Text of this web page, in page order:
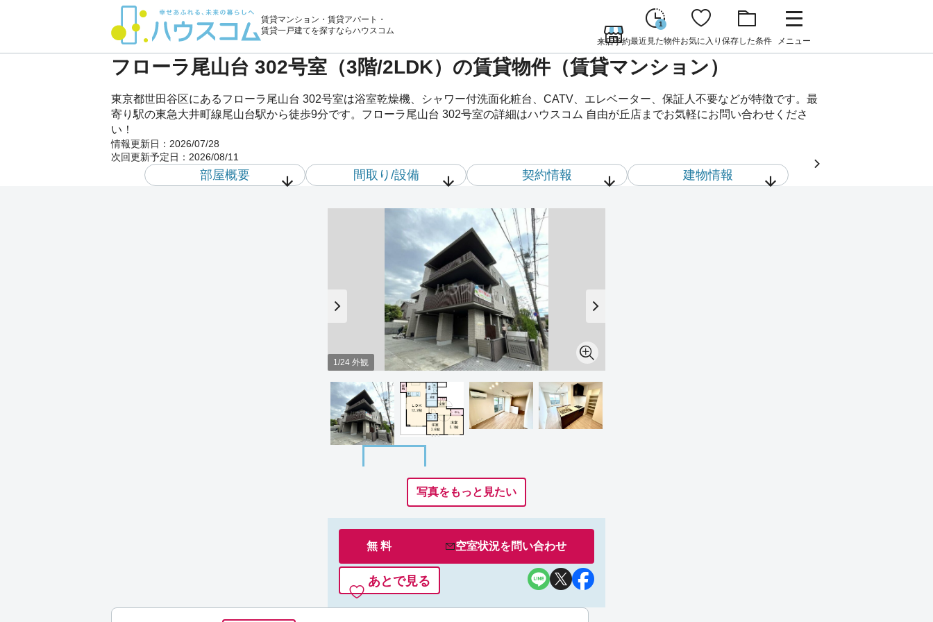
賃貸マンション・賃貸アパート・
賃貸一戸建てを探すならハウスコム
来店予約
1
最近見た物件お気に入り 保存した条件 メニュー
フローラ尾山台 302号室（3階/2LDK）の賃貸物件（賃貸マンション）
東京都世田谷区にあるフローラ尾山台 302号室は浴室乾燥機、シャワー付洗面化粧台、CATV、エレベーター、保証人不要などが特徴です。最
寄り駅の東急大井町線尾山台駅から徒歩9分です。フローラ尾山台 302号室の詳細はハウスコム 自由が丘店までお気軽にお問い合わせくださ
い！
情報更新日： 2026/07/28
次回更新予定日： 2026/08/11
部屋概要 間取り/設備 契約情報 建物情報
1/24 外観
写真をもっと見たい
無 料 空室状況を問い合わせ
あとで見る